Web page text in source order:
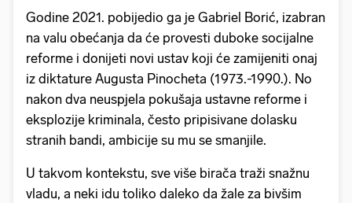
Godine 2021. pobijedio ga je Gabriel Borić, izabran
na valu obećanja da će provesti duboke socijalne
reforme i donijeti novi ustav koji će zamijeniti onaj
iz diktature Augusta Pinocheta (1973.-1990.). No
nakon dva neuspjela pokušaja ustavne reforme i
eksplozije kriminala, često pripisivane dolasku
stranih bandi, ambicije su mu se smanjile.
U takvom kontekstu, sve više birača traži snažnu
vladu, a neki idu toliko daleko da žale za bivšim